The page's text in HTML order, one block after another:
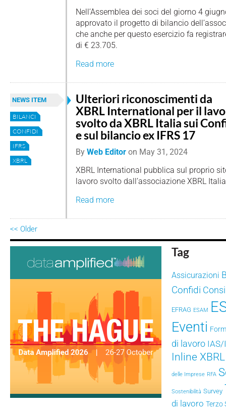
Nell’Assemblea dei soci del giorno 4
approvato il progetto di bilancio
che anche per questo esercizio fa
di € 23.705.
Read more
NEWS ITEM
BILANCI
CONFIDI
IFRS
XBRL
Ulteriori riconoscimenti da
XBRL International per il
svolto da XBRL Italia sui
e sul bilancio ex IFRS 17
By Web Editor on May 31, 2024
XBRL International pubblica sul proprio
lavoro svolto dall’associazione XBRL
Read more
<< Older
Tag
Assicurazioni
Confidi
EFRAG ESAM
Eventi
di lavoro IAS/
Inline XBRL
delle Imprese RFA
Sostenibilità Survey
di lavoro Terzo